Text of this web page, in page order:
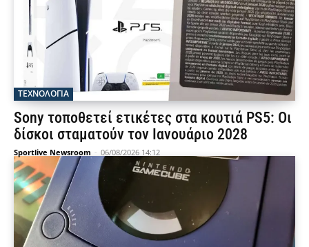
ΤΕΧΝΟΛΟΓΙΑ
Sony τοποθετεί ετικέτες στα κουτιά PS5: Οι
δίσκοι σταματούν τον Ιανουάριο 2028
Sportlive Newsroom - 06/08/2026 14:12